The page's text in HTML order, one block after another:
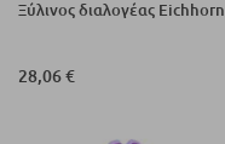
Ξύλινος διαλογέας Eichhorn.
28,06 €